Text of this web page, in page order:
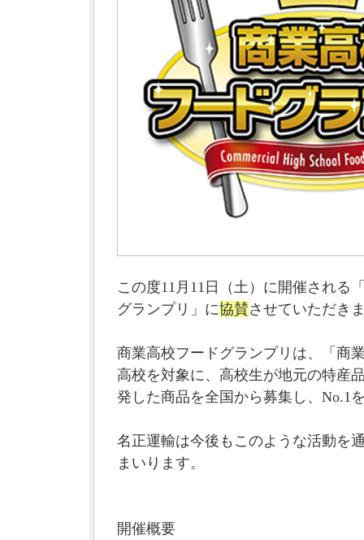
この度11月11日（土）に開催される
グランプリ」に協賛させていただき
商業高校フードグランプリは、「商
高校を対象に、高校生が地元の特産
発した商品を全国から募集し、No.1
名正運輸は今後もこのような活動を
まいります。
開催概要